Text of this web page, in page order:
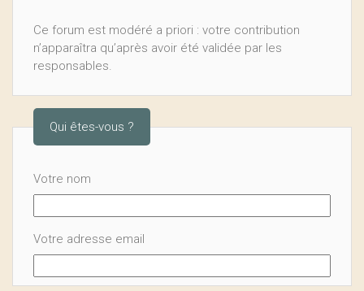
Ce forum est modéré a priori : votre contribution
n’apparaîtra qu’après avoir été validée par les
responsables.
Qui êtes-vous ?
Votre nom
Votre adresse email